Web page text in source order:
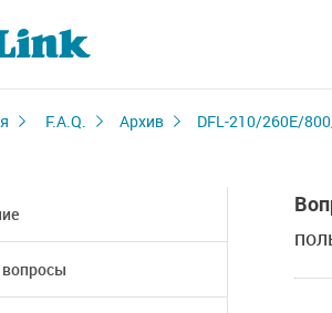
F.A.Q. Архив DFL-210/260E/